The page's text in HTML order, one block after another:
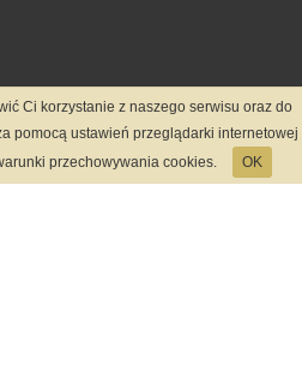
Ci korzystanie z naszego serwisu oraz do
pomocą ustawień przeglądarki internetowej
przechowywania cookies.
OK